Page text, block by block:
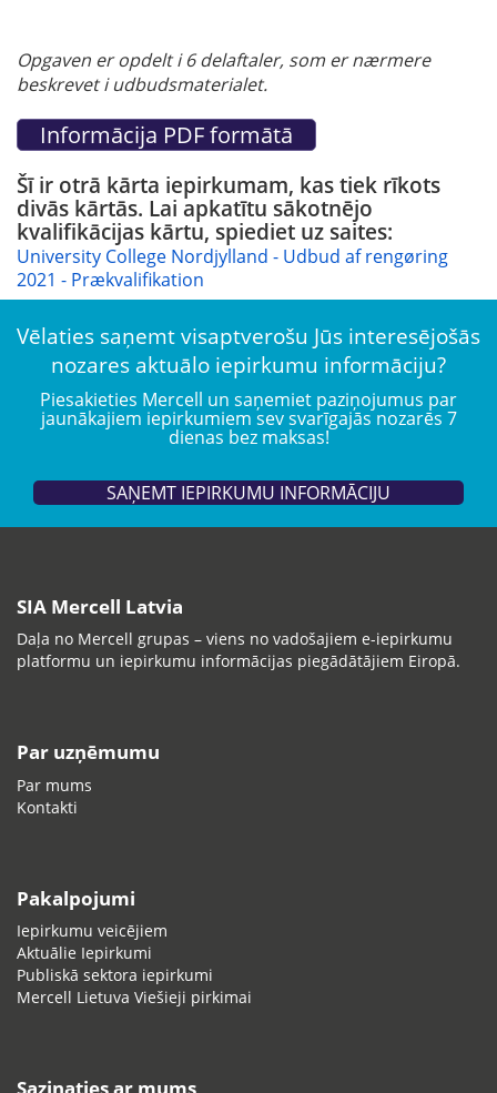
Opgaven er opdelt i 6 delaftaler, som er nærmere
beskrevet i udbudsmaterialet.
Šī ir otrā kārta iepirkumam, kas tiek rīkots
divās kārtās. Lai apkatītu sākotnējo
kvalifikācijas kārtu, spiediet uz saites:
University College Nordjylland - Udbud af rengøring
2021 - Prækvalifikation
Vēlaties saņemt visaptverošu Jūs interesējošās
nozares aktuālo iepirkumu informāciju?
Piesakieties Mercell un saņemiet paziņojumus par
jaunākajiem iepirkumiem sev svarīgajās nozarēs 7
dienas bez maksas!
SAŅEMT IEPIRKUMU INFORMĀCIJU
SIA Mercell Latvia
Daļa no Mercell grupas – viens no vadošajiem e-iepirkumu
platformu un iepirkumu informācijas piegādātājiem Eiropā.
Par uzņēmumu
Par mums
Kontakti
Pakalpojumi
Iepirkumu veicējiem
Aktuālie Iepirkumi
Publiskā sektora iepirkumi
Mercell Lietuva Viešieji pirkimai